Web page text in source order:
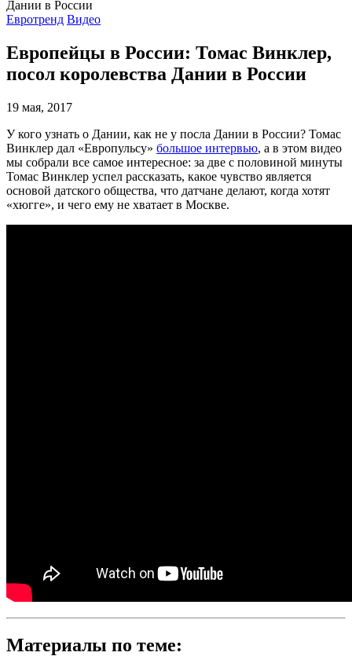
Евротренд Видео
Европейцы в России: Томас Винклер,
посол королевства Дании в России
19 мая, 2017
У кого узнать о Дании, как не у посла Дании в России? Томас
Винклер дал «Европульсу» большое интервью, а в этом видео
мы собрали все самое интересное: за две с половиной минуты
Томас Винклер успел рассказать, какое чувство является
основой датского общества, что датчане делают, когда хотят
«хюгге», и чего ему не хватает в Москве.
Материалы по теме: